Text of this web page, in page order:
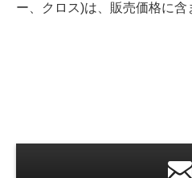
ー、クロス)は、販売価格に含